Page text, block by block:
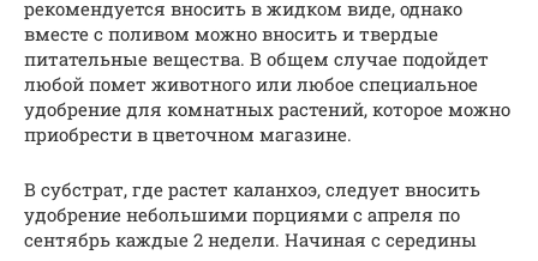
рекомендуется вносить в жидком виде, однако
вместе с поливом можно вносить и твердые
питательные вещества. В общем случае подойдет
любой помет животного или любое специальное
удобрение для комнатных растений, которое можно
приобрести в цветочном магазине.
В субстрат, где растет каланхоэ, следует вносить
удобрение небольшими порциями с апреля по
сентябрь каждые 2 недели. Начиная с середины